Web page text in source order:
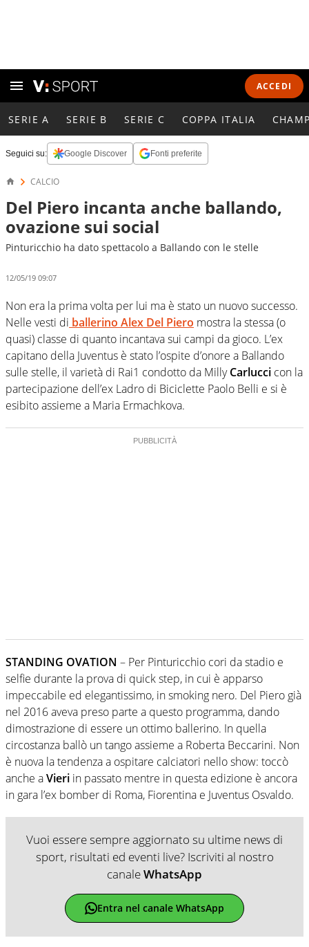
ACCEDI
SERIE A SERIE B SERIE C COPPA ITALIA
Seguici su: Google Discover Fonti preferite
CALCIO
Del Piero incanta anche ballando,
ovazione sui social
Pinturicchio ha dato spettacolo a Ballando con le stelle
12/05/19 09:07
Non era la prima volta per lui ma è stato un nuovo successo.
Nelle vesti di ballerino Alex Del Piero mostra la stessa (o
quasi) classe di quanto incantava sui campi da gioco. L’ex
capitano della Juventus è stato l’ospite d’onore a Ballando
sulle stelle, il varietà di Rai1 condotto da MillyCarlucci con la
partecipazione dell’ex Ladro di Biciclette Paolo Belli e si è
esibito assieme a Maria Ermachkova.
STANDING OVATION – Per Pinturicchio cori da stadio e
selfie durante la prova di quick step, in cui è apparso
impeccabile ed elegantissimo, in smoking nero. Del Piero già
nel 2016 aveva preso parte a questo programma, dando
dimostrazione di essere un ottimo ballerino. In quella
circostanza ballò un tango assieme a Roberta Beccarini. Non
è nuova la tendenza a ospitare calciatori nello show: toccò
anche aVieri in passato mentre in questa edizione è ancora
in gara l’ex bomber di Roma, Fiorentina e Juventus Osvaldo.
Vuoi essere sempre aggiornato su ultime news di
sport, risultati ed eventi live? Iscriviti al nostro
canaleWhatsApp
Entra nel canale WhatsApp